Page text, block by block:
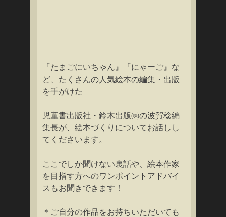
『たまごにいちゃん』『にゃーご』な
ど、たくさんの人気絵本の編集・出版
を手がけた
児童書出版社・鈴木出版㈱の波賀稔編
集長が、絵本づくりについてお話しし
てくださいます。
ここでしか聞けない裏話や、絵本作家
を目指す方へのワンポイントアドバイ
スもお聞きできます！
＊ご自分の作品をお持ちいただいても